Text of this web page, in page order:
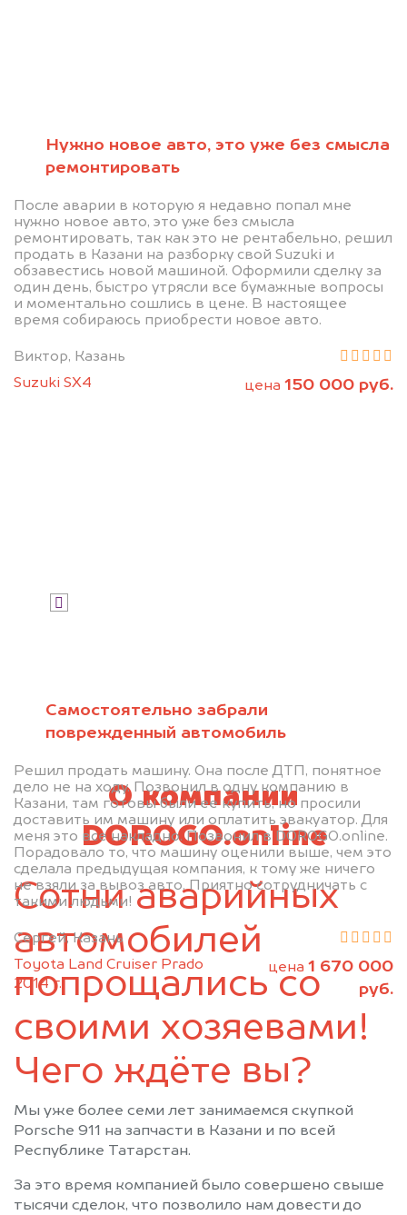
Нужно новое авто, это уже без смысла
ремонтировать
После аварии в которую я недавно попал мне
нужно новое авто, это уже без смысла
ремонтировать, так как это не рентабельно, решил
продать в Казани на разборку свой Suzuki и
обзавестись новой машиной. Оформили сделку за
один день, быстро утрясли все бумажные вопросы
и моментально сошлись в цене. В настоящее
время собираюсь приобрести новое авто.
Виктор, Казань
Suzuki SX4
цена 150 000 руб.
Самостоятельно забрали
поврежденный автомобиль
Решил продать машину. Она после ДТП, понятное
дело не на ходу. Позвонил в одну компанию в
Казани, там готовы были ее купить, но просили
доставить им машину или оплатить эвакуатор. Для
меня это все накладно. Позвонил в DOROGO.online.
Порадовало то, что машину оценили выше, чем это
сделала предыдущая компания, к тому же ничего
не взяли за вывоз авто. Приятно сотрудничать с
такими людьми!
Сергей, Казань
Toyota Land Cruiser Prado
2014 г.
цена 1 670 000
руб.
Мы консультируем
БЕСПЛАТНО.
Узнайте стоимость автомобиля на
разборку.
Мы купим ваше авто на 20.000 руб.
дороже, чем предлагают на
автоаукционах.
О компании
DOROGO.online
Сотни аварийных
автомобилей
попрощались со
своими хозяевами!
Чего ждёте вы?
Мы уже более семи лет занимаемся скупкой
Porsche 911 на запчасти в Казани и по всей
Республике Татарстан.
За это время компанией было совершено свыше
тысячи сделок, что позволило нам довести до